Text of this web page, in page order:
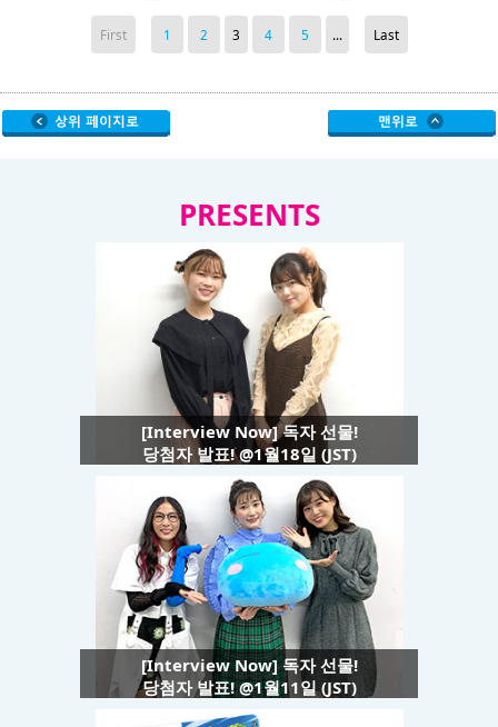
First 1 2 3 4 5 ... Last
PRESENTS
[Interview Now] 독자 선물!
당첨자 발표! @1월18일 (JST)
[Interview Now] 독자 선물!
당첨자 발표! @1월11일 (JST)